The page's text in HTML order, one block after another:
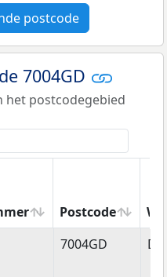
postcode
7004GD
het postcodegebied
Postcode
Postcode
7004GD